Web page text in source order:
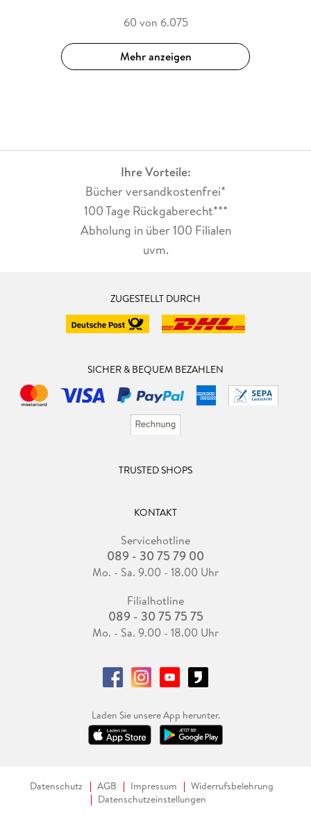
60 von 6.075
Mehr anzeigen
Ihre Vorteile:
Bücher versandkostenfrei*
100 Tage Rückgaberecht***
Abholung in über 100 Filialen
uvm.
ZUGESTELLT DURCH
SICHER & BEQUEM BEZAHLEN
TRUSTED SHOPS
KONTAKT
Servicehotline
089 - 30 75 79 00
Mo. - Sa. 9.00 - 18.00 Uhr
Filialhotline
089 - 30 75 75 75
Mo. - Sa. 9.00 - 18.00 Uhr
Laden Sie unsere App herunter.
Datenschutz AGB Impressum
Widerrufsbelehrung
Datenschutzeinstellungen